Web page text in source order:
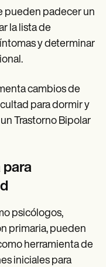
pueden padecer un
la lista de
y determinar
cambios de
para dormir y
Trastorno Bipolar
para
psicólogos,
primaria, pueden
herramienta de
iniciales para